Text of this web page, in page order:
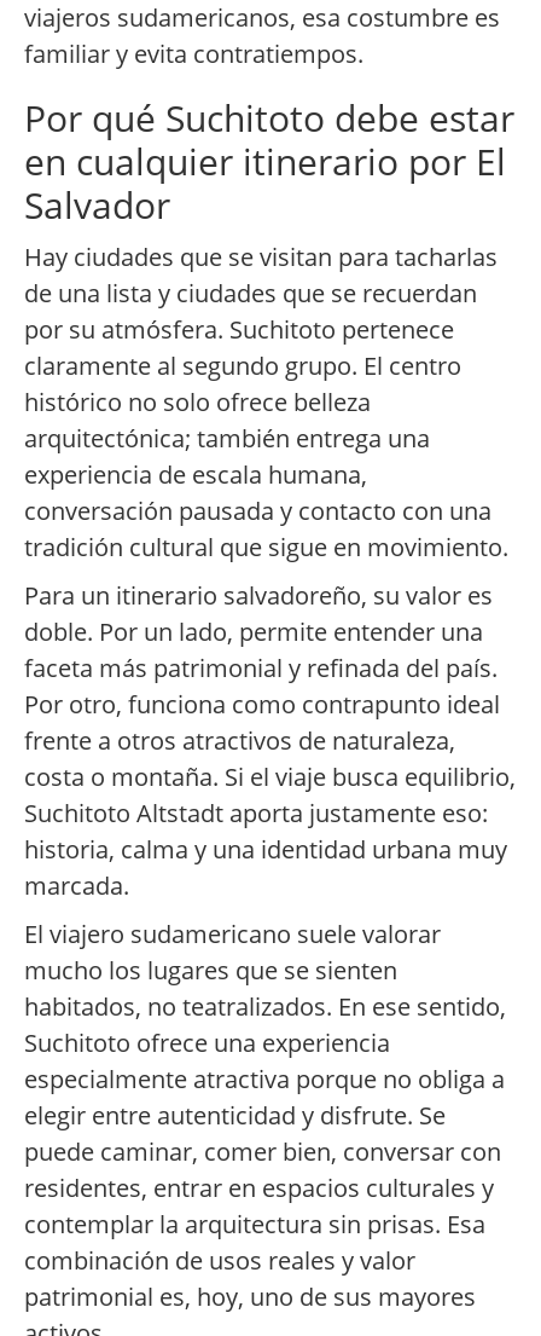
viajeros sudamericanos, esa costumbre es
familiar y evita contratiempos.
Por qué Suchitoto debe estar
en cualquier itinerario por El
Salvador
Hay ciudades que se visitan para tacharlas
de una lista y ciudades que se recuerdan
por su atmósfera. Suchitoto pertenece
claramente al segundo grupo. El centro
histórico no solo ofrece belleza
arquitectónica; también entrega una
experiencia de escala humana,
conversación pausada y contacto con una
tradición cultural que sigue en movimiento.
Para un itinerario salvadoreño, su valor es
doble. Por un lado, permite entender una
faceta más patrimonial y refinada del país.
Por otro, funciona como contrapunto ideal
frente a otros atractivos de naturaleza,
costa o montaña. Si el viaje busca equilibrio,
Suchitoto Altstadt aporta justamente eso:
historia, calma y una identidad urbana muy
marcada.
El viajero sudamericano suele valorar
mucho los lugares que se sienten
habitados, no teatralizados. En ese sentido,
Suchitoto ofrece una experiencia
especialmente atractiva porque no obliga a
elegir entre autenticidad y disfrute. Se
puede caminar, comer bien, conversar con
residentes, entrar en espacios culturales y
contemplar la arquitectura sin prisas. Esa
combinación de usos reales y valor
patrimonial es, hoy, uno de sus mayores